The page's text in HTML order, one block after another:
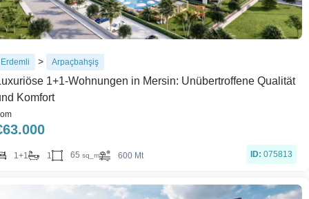
Erdemli > Arpaçbahşiş
1+1-Wohnungen in Mersin: Unübertroffene Qualität
Komfort
63.000
1+1 1 65 sq_m 600 Mt ID: 075813